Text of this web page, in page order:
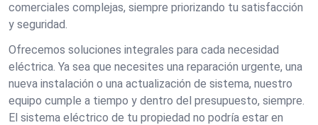
comerciales complejas, siempre priorizando tu satisfacción
y seguridad.
Ofrecemos soluciones integrales para cada necesidad
eléctrica. Ya sea que necesites una reparación urgente, una
nueva instalación o una actualización de sistema, nuestro
equipo cumple a tiempo y dentro del presupuesto, siempre.
El sistema eléctrico de tu propiedad no podría estar en